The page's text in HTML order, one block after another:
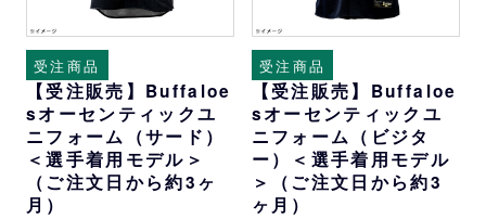
受注商品
【受注販売】Buffaloe
sオーセンティックユ
ニフォーム（サード）
＜選手着用モデル＞
（ご注文日から約3ヶ
月）
受注商品
【受注販売】Buffaloe
sオーセンティックユ
ニフォーム（ビジタ
ー）＜選手着用モデル
＞（ご注文日から約3
ヶ月）